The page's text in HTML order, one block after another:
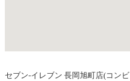
セブン-イレブン 長岡旭町店(コンビ